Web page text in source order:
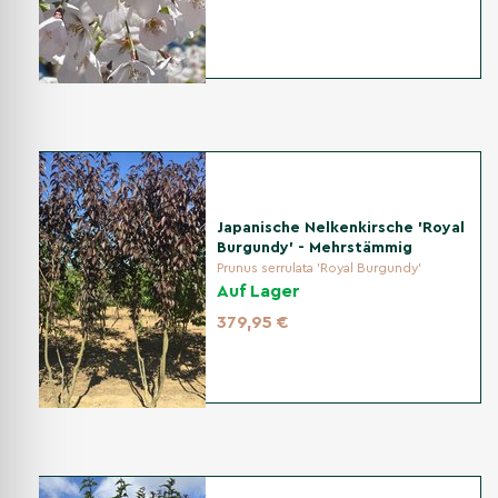
Boden tiefgründig lockern; reifen Kompost einarbeiten. In
schweren Böden die Drainage mit Sand/Kies verbessern;
eine Mulchschicht hält Feuchte und schützt das
Pflanzabstand
Halten Sie einen Mindestabstand von 5 bis 8 Metern zu
anderen Pflanzen oder Gebäuden ein, damit sich die
ausladende Krone optimal entfalten kann.
Bewässerung
In der Anwachsphase gleichmäßig feucht halten. Später
trockenheitsbedingt zusätzlich wässern; besonders in
Japanische Nelkenkirsche 'Royal
Burgundy' - Mehrstämmig
Prunus serrulata 'Royal Burgundy'
Auf Lager
379,95 €